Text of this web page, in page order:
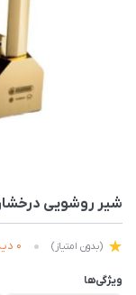
شیر روشویی
(بدون امتیاز) 0 دیدگاه
ویژگی‌ها